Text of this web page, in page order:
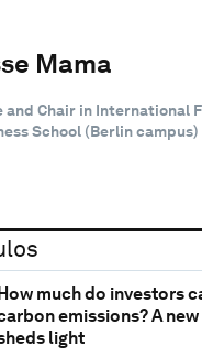
Mama
and Chair in International
School (Berlin campus)
How much do investors
emissions? A
light